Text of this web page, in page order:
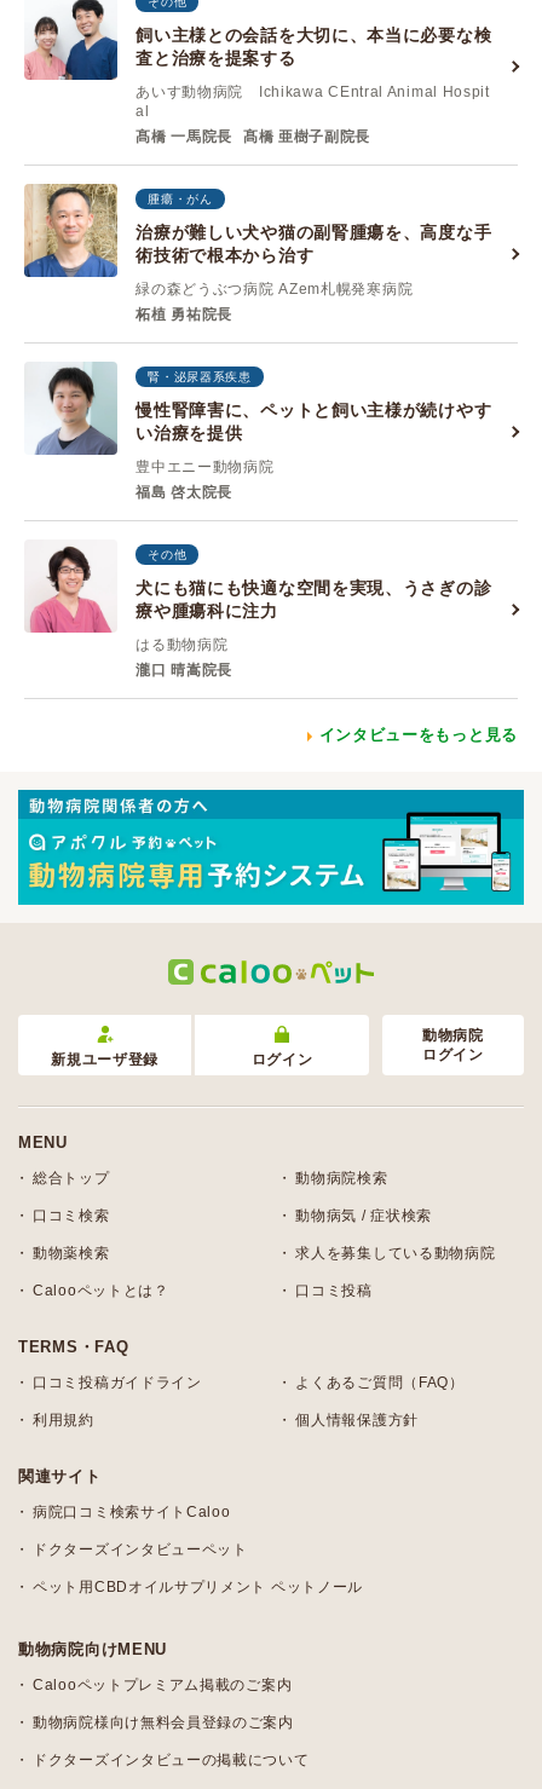
飼い主様との会話を大切に、本当に必要な検
査と治療を提案する
あいす動物病院 Ichikawa CEntral Animal Hospit
al
髙橋 一馬院長
髙橋 亜樹子副院長
腫瘍・がん
治療が難しい犬や猫の副腎腫瘍を、高度な手
術技術で根本から治す
緑の森どうぶつ病院 AZem札幌発寒病院
柘植 勇祐院長
腎・泌尿器系疾患
慢性腎障害に、ペットと飼い主様が続けやす
い治療を提供
豊中エニー動物病院
福島 啓太院長
その他
犬にも猫にも快適な空間を実現、うさぎの診
療や腫瘍科に注力
はる動物病院
瀧口 晴嵩院長
インタビューをもっと見る
新規ユーザ登録 ログイン
動物病院
ログイン
MENU
総合トップ 動物病院検索
口コミ検索 動物病気 / 症状検索
動物薬検索 求人を募集している動物病院
Calooペットとは？ 口コミ投稿
TERMS・FAQ
口コミ投稿ガイドライン よくあるご質問（FAQ）
利用規約 個人情報保護方針
関連サイト
病院口コミ検索サイトCaloo
ドクターズインタビューペット
ペット用CBDオイルサプリメント ペットノール
動物病院向けMENU
Calooペットプレミアム掲載のご案内
動物病院様向け無料会員登録のご案内
ドクターズインタビューの掲載について